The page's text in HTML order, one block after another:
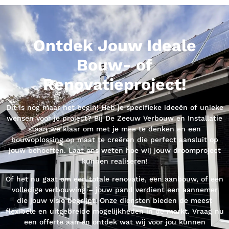
Ontdek Jouw Ideale
Bouw- of
Renovatieproject!
Dit is nog maar het begin! Heb je specifieke ideeën of unieke
wensen voor je project? Bij De Zeeuw Verbouw en Installatie
staan we klaar om met je mee te denken en een
bouwoplossing op maat te creëren die perfect aansluit op
jouw behoeften. Laat ons weten hoe wij jouw droomproject
kunnen realiseren!
Of het nu gaat om een totale renovatie, een aanbouw, of een
volledige verbouwing – jouw pand verdient een aannemer
die jouw visie begrijpt. Onze diensten bieden de meest
flexibele en uitgebreide mogelijkheden in de markt. Vraag nu
een offerte aan en ontdek wat wij voor jou kunnen